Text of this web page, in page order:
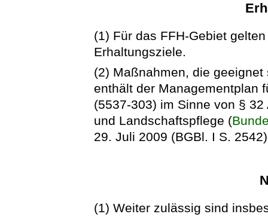
(1) Für das FFH-Gebiet
Erhaltungsziele.
(2) Maßnahmen, die
enthält der Managementplan
(5537-303) im Sinne von §
und Landschaftspflege (
29. Juli 2009 (BGBl. I S.
(1) Weiter zulässig sind